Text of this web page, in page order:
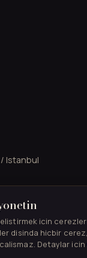
Istanbul
icin
disinda hicbir
Detaylar icin